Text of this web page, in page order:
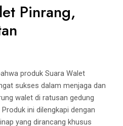
Pinrang,
produk Suara Walet
sukses dalam menjaga dan
walet di ratusan gedung
ini dilengkapi dengan
yang dirancang khusus